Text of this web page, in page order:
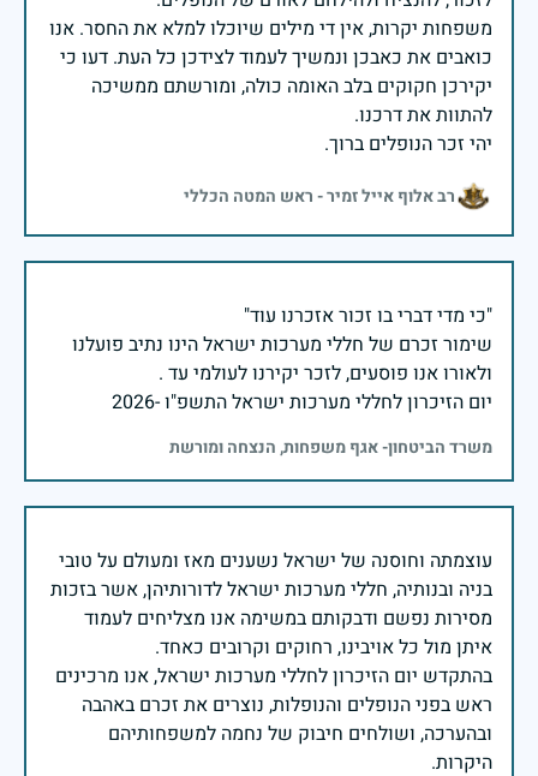
משפחות יקרות, אין די מילים שיוכלו למלא את החסר. אנו
כואבים את כאבכן ונמשיך לעמוד לצידכן כל העת. דעו כי
יקירכן חקוקים בלב האומה כולה, ומורשתם ממשיכה
יהי זכר הנופלים ברוך.
רב אלוף אייל זמיר - ראש המטה הכללי
שימור זכרם של חללי מערכות ישראל הינו נתיב פועלנו
יום הזיכרון לחללי מערכות ישראל התשפ"ו -2026
משרד הביטחון- אגף משפחות, הנצחה ומורשת
עוצמתה וחוסנה של ישראל נשענים מאז ומעולם על טובי
בניה ובנותיה, חללי מערכות ישראל לדורותיהן, אשר בזכות
מסירות נפשם ודבקותם במשימה אנו מצליחים לעמוד
בהתקדש יום הזיכרון לחללי מערכות ישראל, אנו מרכינים
ראש בפני הנופלים והנופלות, נוצרים את זכרם באהבה
ובהערכה, ושולחים חיבוק של נחמה למשפחותיהם